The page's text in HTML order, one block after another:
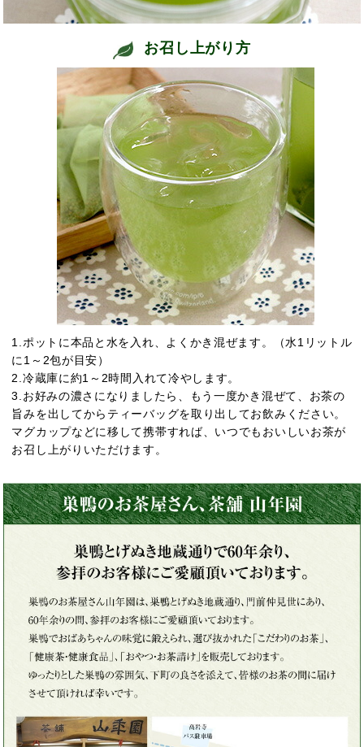
お召し上がり方
1.ポットに本品と水を入れ、よくかき混ぜます。（水1リットル
に1～2包が目安）
2.冷蔵庫に約1～2時間入れて冷やします。
3.お好みの濃さになりましたら、もう一度かき混ぜて、お茶の
旨みを出してからティーバッグを取り出してお飲みください。
マグカップなどに移して携帯すれば、いつでもおいしいお茶が
お召し上がりいただけます。